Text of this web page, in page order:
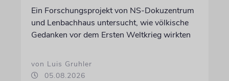
Ein Forschungsprojekt von NS-Dokuzentrum
und Lenbachhaus untersucht, wie völkische
Gedanken vor dem Ersten Weltkrieg wirkten
von Luis Gruhler
05.08.2026